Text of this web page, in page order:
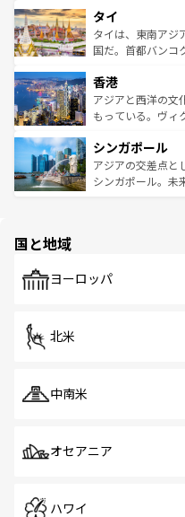
リティに包まれな
覧を参照してほし
急速な発展と共に
ーチミン市のフラ
醸し出している。
とつ。フォーやバ
ひ現地で味わいた
が旅行者を迎えて
参照してほしい。
タイ
タイは、東南アジ
国だ。首都バンコ
の活気が交差して
帯で自然と触れ合
いビーチでリゾー
激する。気候は一
が待っている。親
た文化、そして多
香港
アジアと西洋の文
もっている。ヴィ
み、どこを訪れて
ており、効率よく
うな絶景から文化
シンガポール
アジアの交差点と
シンガポール。未
で、ホーカーズは
国と地域
ヨーロッパ
北米
中南米
オセアニア
ハワイ